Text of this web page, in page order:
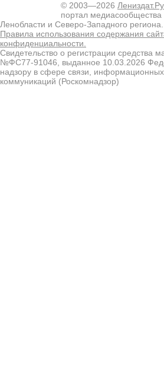
© 2003—2026 Лениздат.Ру
портал медиасообщества
Ленобласти и Северо-Западного региона.
Правила использования содержания
конфиденциальности.
Свидетельство о регистрации средства
№ФС77-91046, выданное 10.03.2026
надзору в сфере связи,
коммуникаций (Роскомнадзор)